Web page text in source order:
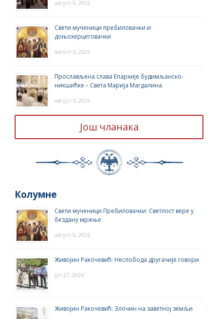
август 6, 2026
Свети мученици пребиловачки и
доњохерцеговачки
август 5, 2026
Прослављена слава Епархије будимљанско-
никшићке – Света Марија Магдалина
август 5, 2026
Још чланака
Колумне
Свети мученици Пребиловачки: Светлост вере у
бездану мржње
август 6, 2026
Живојин Ракочевић: Неслобода другачије говори
јул 27, 2026
Живојин Ракочевић: Злочин на заветној земљи